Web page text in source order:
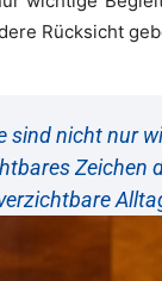
Rücksicht
sind nicht nur
Zeichen